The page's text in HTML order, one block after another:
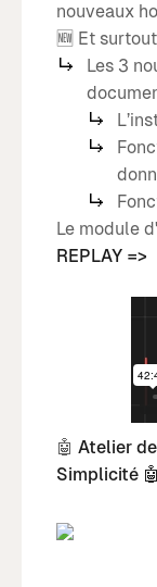
nouveaux
🆕 Et
Les 3
Le module
REPLAY =>
🤖 Atelier
Simplicité 🤖